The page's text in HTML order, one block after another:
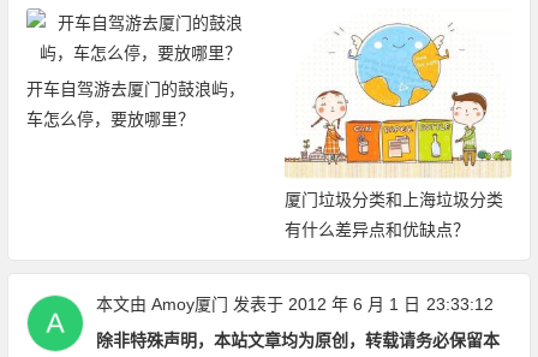
2019厦门旅游年卡：免费、无
限次畅玩厦门21大景区
本文由 Amoy厦门 发表于 2012 年 6 月 1 日 23:33:12
除非特殊声明，本站文章均为原创，转载请务必保留本